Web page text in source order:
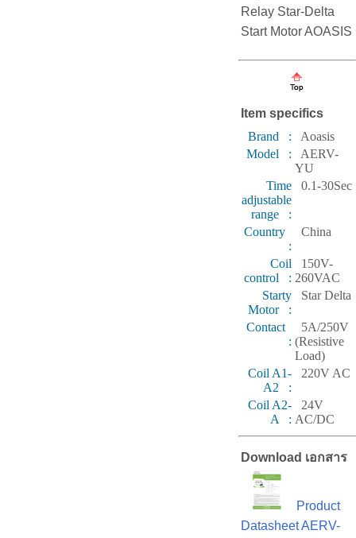
Relay Star-Delta
Start Motor AOASIS
Item specifics
Brand :
Aoasis
Model :
AERV-
YU
Time
adjustable
range :
0.1-30Sec
Country
:
China
Coil
control :
150V-
260VAC
Starty
Motor :
Star Delta
Contact
:
5A/250V
(Resistive
Load)
Coil A1-
A2 :
220V AC
Coil A2-
A :
24V
AC/DC
Download เอกสาร
Product
Datasheet AERV-